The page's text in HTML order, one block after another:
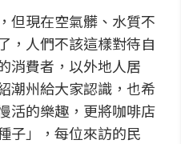
但現在空氣髒、水質不
，人們不該這樣對待自
消費者，以外地人居
潮州給大家認識，也希
活的樂趣，更將咖啡店
子」，每位來訪的民